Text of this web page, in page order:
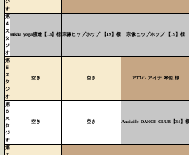
ジ
オ
第
４
ス
タ
ジ
オ
sukha yoga渡邊【13】様宗像ヒップホップ 【19】様 宗像ヒップホップ 【19】様
第
５
ス
タ
ジ
オ
空き 空き アロハ アイナ 琴似 様
第
６
ス
タ
ジ
オ
空き 空き Anciaile DANCE CLUB【34】様
第